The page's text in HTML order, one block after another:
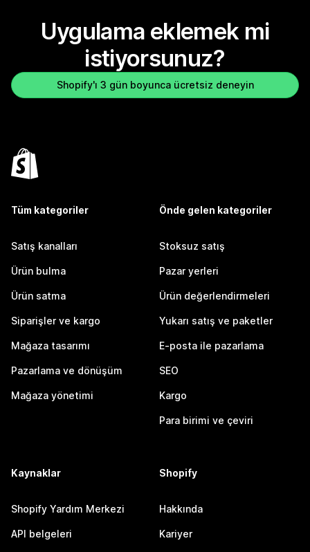
Uygulama eklemek mi
istiyorsunuz?
Shopify'ı 3 gün boyunca ücretsiz deneyin
Tüm kategoriler
Satış kanalları
Ürün bulma
Ürün satma
Siparişler ve kargo
Mağaza tasarımı
Pazarlama ve dönüşüm
Mağaza yönetimi
Önde gelen kategoriler
Stoksuz satış
Pazar yerleri
Ürün değerlendirmeleri
Yukarı satış ve paketler
E-posta ile pazarlama
SEO
Kargo
Para birimi ve çeviri
Kaynaklar
Shopify Yardım Merkezi
API belgeleri
Shopify
Hakkında
Kariyer